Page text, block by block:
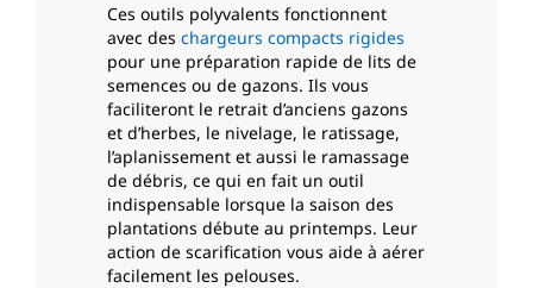
Ces outils polyvalents fonctionnent
avec des chargeurs compacts rigides
pour une préparation rapide de lits de
semences ou de gazons. Ils vous
faciliteront le retrait d’anciens gazons
et d’herbes, le nivelage, le ratissage,
l’aplanissement et aussi le ramassage
de débris, ce qui en fait un outil
indispensable lorsque la saison des
plantations débute au printemps. Leur
action de scarification vous aide à aérer
facilement les pelouses.